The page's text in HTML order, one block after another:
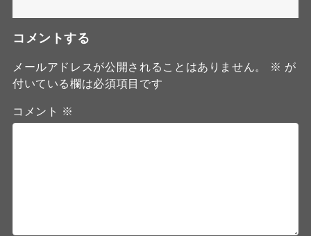
コメントする
メールアドレスが公開されることはありません。 ※ が
付いている欄は必須項目です
コメント ※